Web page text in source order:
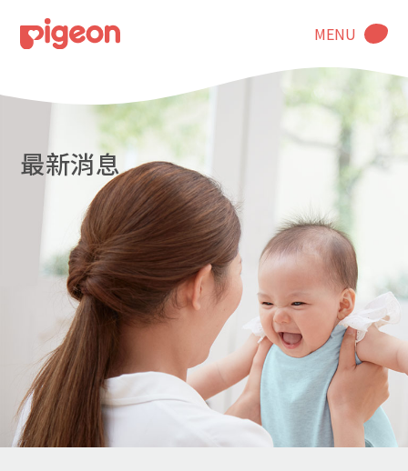
MENU
最新消息